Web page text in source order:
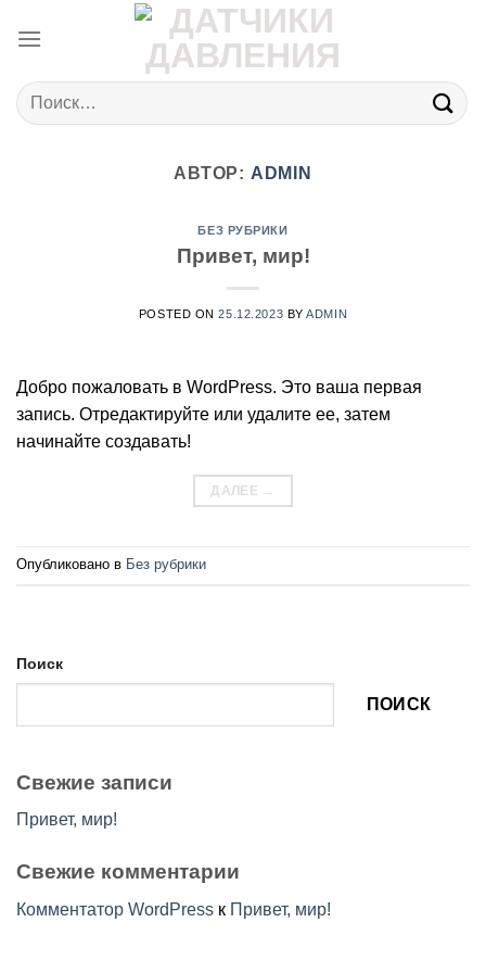
Искать:
АВТОР: ADMIN
БЕЗ РУБРИКИ
Привет, мир!
POSTED ON25.12.2023 BYADMIN
Добро пожаловать в WordPress. Это ваша первая
запись. Отредактируйте или удалите ее, затем
начинайте создавать!
ДАЛЕЕ →
Опубликовано в Без рубрики
Поиск
ПОИСК
Свежие записи
Привет, мир!
Свежие комментарии
Комментатор WordPress к Привет, мир!